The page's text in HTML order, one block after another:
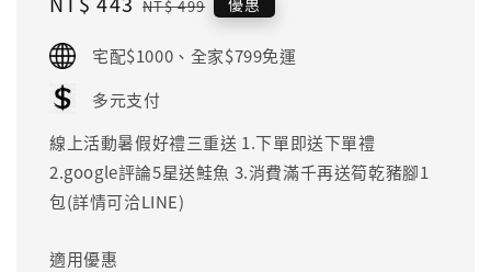
NT$ 499
宅配$1000、全家$799免運
多元支付
線上活動暑假好禮三重送 1.下單即送下單禮
2.google評論5星送鮭魚 3.消費滿千再送筍乾豬腳1
包(詳情可洽LINE)
適用優惠